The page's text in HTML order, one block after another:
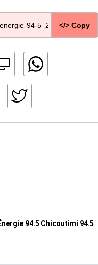
</> Copy
94.5 Chicoutimi 94.5